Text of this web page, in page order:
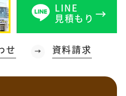
LINE
見積もり
せ 資料請求